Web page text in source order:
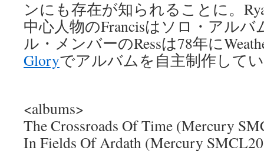
ンにも存在が知られることに。
中心人物のFrancisはソロ・アル
ル・メンバーのRessは78年に
Gloryでアルバムを自主制作して
<albums>
The Crossroads Of Time (Mercury
In Fields Of Ardath (Mercury